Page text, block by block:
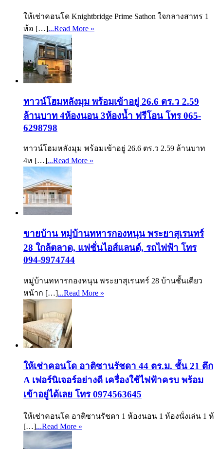
ให้เช่าคอนโด Knightbridge Prime Sathon ใจกลางสาทร 1
ห้อ […]...Read More »
ทาวน์โฮมหลังมุม พร้อมเข้าอยู่ 26.6 ตร.ว 2.59
ล้านบาท 4ห้องนอน 3ห้องน้ำ ฟรีโอน โทร 065-
6298798
ทาวน์โฮมหลังมุม พร้อมเข้าอยู่ 26.6 ตร.ว 2.59 ล้านบาท
4ห […]...Read More »
ขายบ้าน หมู่บ้านทหารกองหนุน พระยาสุเรนทร์
28 ใกล้ตลาด, แฟชั่นไอส์แลนด์, รถไฟฟ้า โทร
094-9974744
หมู่บ้านทหารกองหนุน พระยาสุเรนทร์ 28 บ้านชั้นเดียว
หน้าก […]...Read More »
ให้เช่าคอนโด อาติซานรัชดา 44 ตร.ม. ชั้น 21 ตึก
A เฟอร์นิเจอร์อย่างดี เครื่องใช้ไฟฟ้าครบ พร้อม
เข้าอยู่ได้เลย โทร 0974563645
ให้เช่าคอนโด อาติซานรัชดา 1 ห้องนอน 1 ห้องนั่งเล่น 1 ห้
[…]...Read More »